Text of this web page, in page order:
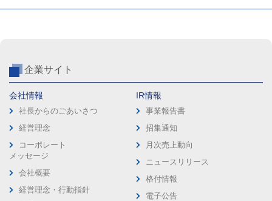
企業サイト
会社情報
社長からのごあいさつ
経営理念
コーポレート
メッセージ
会社概要
経営理念・行動指針
IR情報
事業報告書
招集通知
月次売上動向
ニュースリリース
格付情報
電子公告